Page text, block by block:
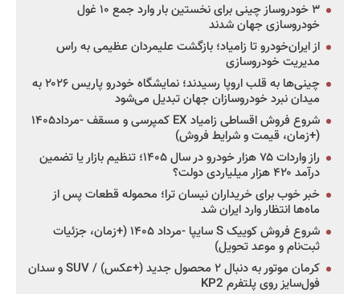
۳ خودروساز چینی برای نخستین بار وارد جمع ۱۰ غول
خودروسازی جهان شدند
از ایران‌خودرو تا زامیاد؛ بازگشت علیمردان عظیمی به راس
مدیریت خودروسازی
چینی‌ها به قلب اروپا رسیدند؛ نمایشگاه خودرو پاریس ۲۰۲۶ به
میدان نبرد خودروسازان جهان تبدیل می‌شود
شروع فروش اقساطی زامیاد EX کمپرسی و مسقف -مرداد۱۴۰۵
(+زمان، قیمت و شرایط فروش)
راز واردات ۷۵ هزار خودرو در سال ۱۴۰۵؛ تنظیم بازار یا تضمین
درآمد ۴۲۰ هزار میلیاردی دولت؟
خبر خوب برای خریداران نیسان ترا؛ محموله قطعات پس از
ماه‌ها انتظار وارد ایران شد
شروع فروش کوییک S سایپا -مرداد ۱۴۰۵ (+زمان، جزئیات
ثبت‌نام و موعد تحویل)
کرمان موتور به دنبال ۲ محصول جدید (+عکس) / SUV و سدان
فول‌سایز روی پلتفرم KP2